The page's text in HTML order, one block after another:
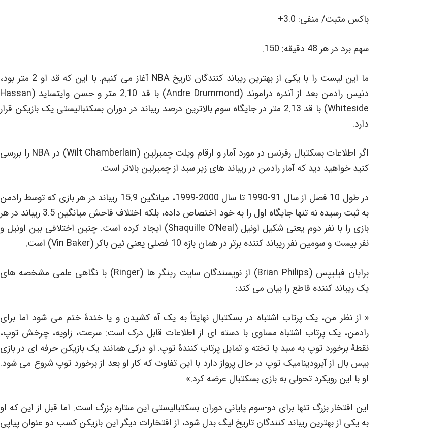
باکس مثبت/ منفی: 3.0+
سهم برد در هر 48 دقیقه: 150.
ما این لیست را با یکی از بهترین ریباند کنندگان تاریخ NBA آغاز می کنیم. با این که قد او 2 متر بود،
دنیس رادمن بعد از آندره دراموند (Andre Drummond) با قد 2.10 متر و حسن وایتساید (Hassan
Whiteside) با قد 2.13 متر در جایگاه سوم بالاترین درصد ریباند در دوران بسکتبالیستی یک بازیکن قرار
دارد.
اگر اطلاعات بسکتبال رفرنس در مورد آمار و ارقام ویلت چمبرلین (Wilt Chamberlain) در NBA را بررسی
کنید خواهید دید که آمار رادمن در ریباند های زیر سبد از چمبرلین بالاتر است.
در طول 10 فصل از سال 91-1990 تا سال 2000-1999، میانگین 15.9 ریباند در هر بازی که توسط رادمن
به ثبت رسیده نه تنها جایگاه اول را به خود اختصاص داده، بلکه اختلاف فاحش میانگین 3.5 ریباند در هر
بازی را با نفر دوم یعنی شکیل اونیل (Shaquille O’Neal) ایجاد کرده است. چنین اختلافی بین اونیل و
نفر بیست و سومین نفر ریباند کننده برتر در همان بازه 10 فصلی یعنی ئین باکر (Vin Baker) است.
برایان فیلیپس (Brian Philips) از نویسندگان سایت رینگر ها (Ringer) با نگاهی علمی مشخصه های
یک ریباند کننده قاطع را بیان می کند:
« از نظر من، یک پرتاب اشتباه در بسکتبال نهایتاً به یک آه کشیدن و یا خندۀ ختم می شود اما برای
رادمن، یک پرتاب اشتباه مساوی با دسته ای از اطلاعات قابل درک است: سرعت، زاویه، چرخش توپ،
نقطۀ برخورد توپ به سبد یا تخته و تمایل پرتاب کنندۀ توپ. او درکی همانند یک بازیکن حرفه ای در بازی
بیس بال از آیرودینامیک توپ در حال پرواز دارد با این تفاوت که کار او بعد از برخورد توپ شروع می شود.
او با این رویکرد تحولی به بازی بسکتبال عرضه کرد.»
این افتخار بزرگ تنها برای دو-سوم پایانی دوران بسکتبالیستی این ستاره بزرگ است. اما قبل از این که او
به یکی از بهترین ریباند کنندگان تاریخ لیگ بدل شود، از افتخارات دیگر این بازیکن کسب دو عنوان پیاپی